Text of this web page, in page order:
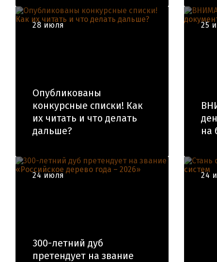
28 июля
Опубликованы
конкурсные списки! Как
их читать и что делать
дальше?
25
на
24 июля
300-летний дуб
претендует на звание
24